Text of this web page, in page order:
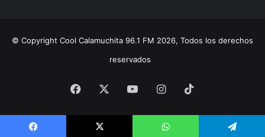
© Copyright Cool Calamuchita 96.1 FM 2026, Todos los derechos
reservados
Facebook YouTubeInstagram